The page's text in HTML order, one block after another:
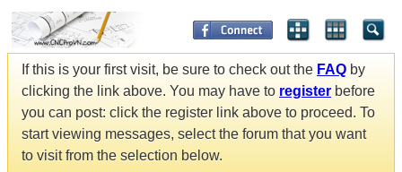
If this is your first visit, be sure to check out the FAQ by
clicking the link above. You may have to register before
you can post: click the register link above to proceed. To
start viewing messages, select the forum that you want
to visit from the selection below.